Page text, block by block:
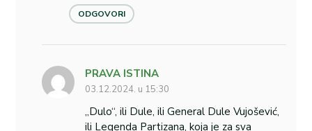
ODGOVORI
PRAVA ISTINA
03.12.2024. u 15:30
„Dulo“, ili Dule, ili General Dule Vujošević,
ili Legenda Partizana, koja je za sva